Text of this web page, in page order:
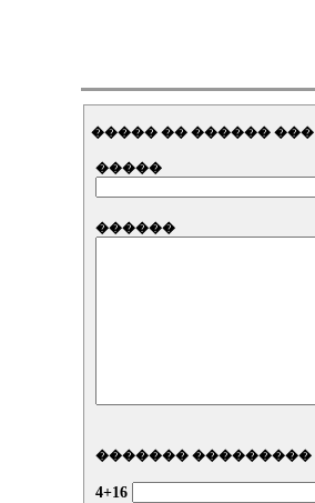
����� �� ������ ���
�����
������
������� ���������
4+16